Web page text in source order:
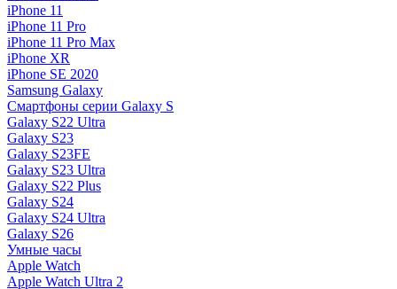
iPhone 11
iPhone 11 Pro
iPhone 11 Pro Max
iPhone XR
iPhone SE 2020
Samsung Galaxy
Смартфоны серии Galaxy S
Galaxy S22 Ultra
Galaxy S23
Galaxy S23FE
Galaxy S23 Ultra
Galaxy S22 Plus
Galaxy S24
Galaxy S24 Ultra
Galaxy S26
Умные часы
Apple Watch
Apple Watch Ultra 2